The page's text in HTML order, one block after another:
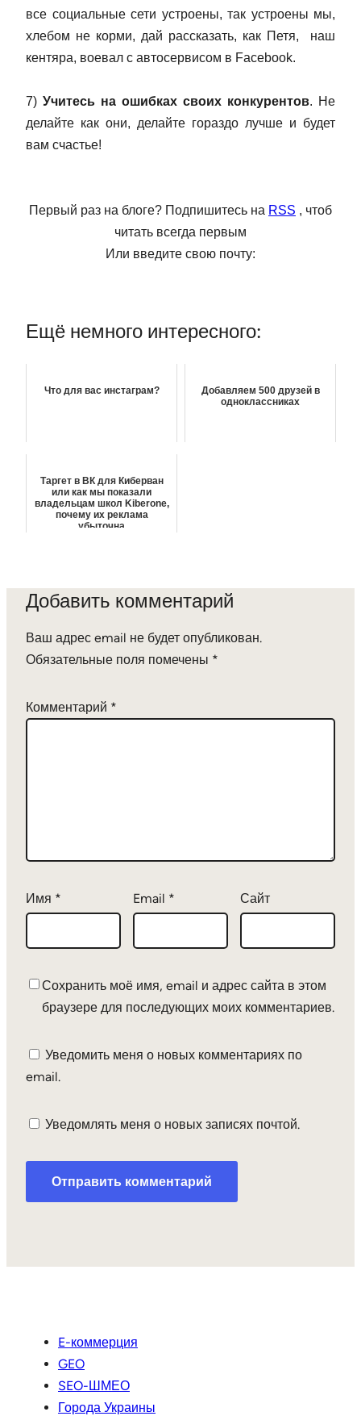
все социальные сети устроены, так устроены мы,
хлебом не корми, дай рассказать, как Петя, наш
кентяра, воевал с автосервисом в Facebook.
7) Учитесь на ошибках своих конкурентов. Не
делайте как они, делайте гораздо лучше и будет
вам счастье!
Первый раз на блоге? Подпишитесь на RSS , чтоб
читать всегда первым
Или введите свою почту:
Ещё немного интересного:
Что для вас инстаграм?
Добавляем 500 друзей в
одноклассниках
Таргет в ВК для Киберван
или как мы показали
владельцам школ Kiberone,
почему их реклама
убыточна
Добавить комментарий
Ваш адрес email не будет опубликован.
Обязательные поля помечены *
Комментарий *
Имя * Email * Сайт
Сохранить моё имя, email и адрес сайта в этом
браузере для последующих моих комментариев.
Уведомить меня о новых комментариях по
email.
Уведомлять меня о новых записях почтой.
E-коммерция
GEO
SEO-ШМЕО
Города Украины